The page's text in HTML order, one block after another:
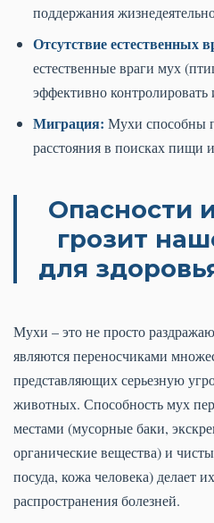
поддержания
Отсутствие естественных
естественные враги мух
эффективно контролировать
Миграция: Мухи способны
расстояния в поисках пищи
Опасности
грозит
для
Мухи – это не просто
являются переносчиками
представляющих серьезную
животных. Способность мух
местами (мусорные баки,
органические вещества) и
посуда, кожа человека) делает
распространения болезней.